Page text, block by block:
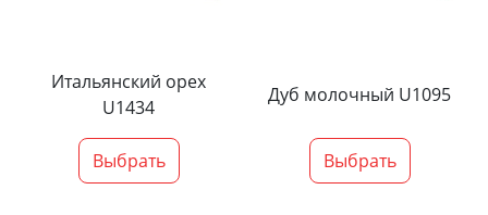
Итальянский орех
U1434
Выбрать
Дуб молочный U1095
Выбрать